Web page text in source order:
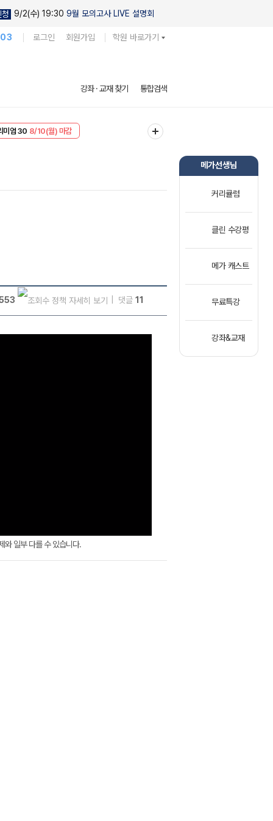
청 9/2(수) 19:30 9월 모의고사 LIVE 설명회
로그인 회원가입 학원 바로가기
강좌 · 교재 찾기 통합검색
미엄 30 8/10(월) 마감
댓글 11
와 일부 다를 수 있습니다.
메가선생님
커리큘럼
클린 수강평
메가 캐스트
무료특강
강좌&교재